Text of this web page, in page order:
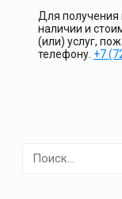
Для
наличии и
(или) услуг,
телефону. +7
Найти: